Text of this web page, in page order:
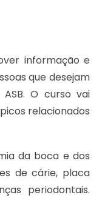
informação e
que desejam
O curso vai
relacionados
da boca e dos
de cárie, placa
periodontais.